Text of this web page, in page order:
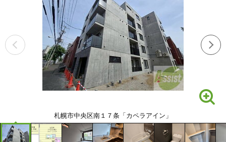
札幌市中央区南１７条「カペラアイン」